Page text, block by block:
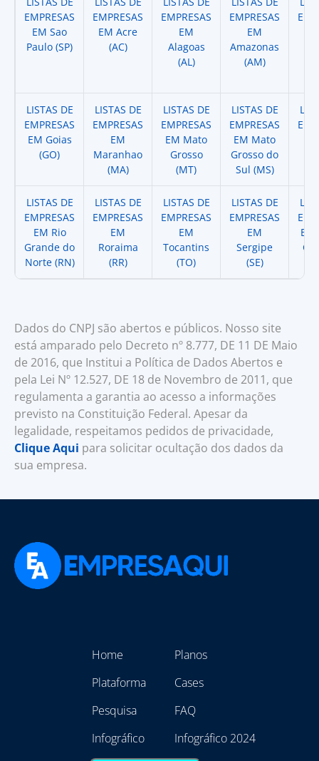
EMPRESAS
EM Sao
Paulo (SP)
EMPRESAS
EM Acre
(AC)
EMPRESAS
EM
Alagoas
(AL)
EMPRESAS
EM
Amazonas
(AM)
LISTAS DE
EMPRESAS
EM Goias
(GO)
LISTAS DE
EMPRESAS
EM
Maranhao
(MA)
LISTAS DE
EMPRESAS
EM Mato
Grosso
(MT)
LISTAS DE
EMPRESAS
EM Mato
Grosso do
Sul (MS)
LISTAS DE
EMPRESAS
EM Rio
Grande do
Norte (RN)
LISTAS DE
EMPRESAS
EM
Roraima
(RR)
LISTAS DE
EMPRESAS
EM
Tocantins
(TO)
LISTAS DE
EMPRESAS
EM
Sergipe
(SE)
EM
Dados do CNPJ são abertos e públicos. Nosso site
está amparado pelo Decreto nº 8.777, DE 11 DE Maio
de 2016, que Institui a Política de Dados Abertos e
pela Lei Nº 12.527, DE 18 de Novembro de 2011, que
regulamenta a garantia ao acesso a informações
previsto na Constituição Federal. Apesar da
legalidade, respeitamos pedidos de privacidade,
Clique Aqui para solicitar ocultação dos dados da
sua empresa.
Home
Plataforma
Pesquisa
Infográfico
Planos
Cases
FAQ
Infográfico 2024